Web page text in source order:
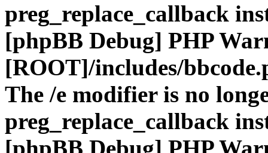
preg_replace_callback
[phpBB Debug] PHP
[ROOT]/includes/
The /e modifier is no
preg_replace_callback